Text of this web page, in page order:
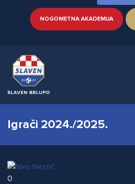
NOGOMETNA AKADEMIJA
Igrači 2024./2025.
0